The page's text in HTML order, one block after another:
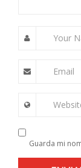
Your
Email